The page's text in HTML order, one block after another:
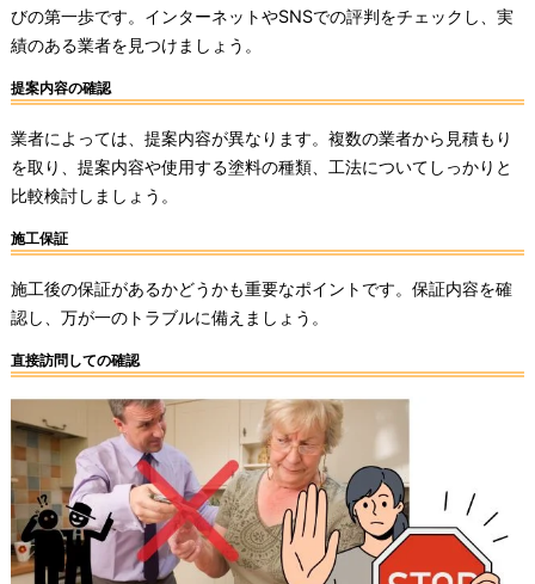
びの第一歩です。インターネットやSNSでの評判をチェックし、実
績のある業者を見つけましょう。
提案内容の確認
業者によっては、提案内容が異なります。複数の業者から見積もり
を取り、提案内容や使用する塗料の種類、工法についてしっかりと
比較検討しましょう。
施工保証
施工後の保証があるかどうかも重要なポイントです。保証内容を確
認し、万が一のトラブルに備えましょう。
直接訪問しての確認